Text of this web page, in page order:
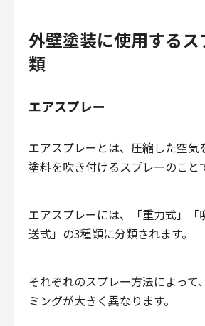
外壁塗装に使用する
類
エアスプレー
エアスプレーとは、圧縮した空気
塗料を吹き付けるスプレーのこと
エアスプレーには、「重力式」「
送式」の3種類に分類されます。
それぞれのスプレー方法によって
ミングが大きく異なります。